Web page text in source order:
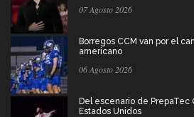
07 Agosto 2026
Borregos CCM van por el
americano
06 Agosto 2026
Del escenario de PrepaTec
Estados Unidos